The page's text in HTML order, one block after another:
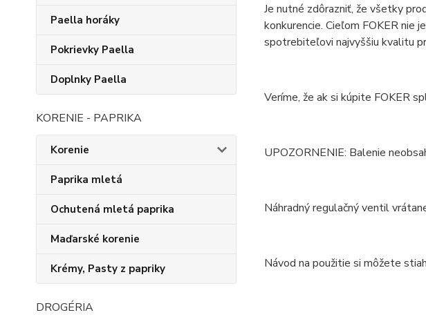
Paella horáky
Pokrievky Paella
Doplnky Paella
KORENIE - PAPRIKA
Korenie
Paprika mletá
Ochutená mletá paprika
Maďarské korenie
Krémy, Pasty z papriky
DROGÉRIA
Je nutné zdôrazniť, že všetky
konkurencie. Cieľom FOKER nie
spotrebiteľovi najvyššiu kvalitu
Veríme, že ak si kúpite FOKER
UPOZORNENIE: Balenie
Náhradný regulačný ventil
Návod na použitie si môžete